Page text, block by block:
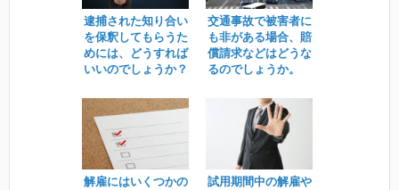
逮捕された知り合い
を保釈してもらうた
めには、どうすれば
いいのでしょうか？
交通事故で被害者に
も非がある場合、賠
償請求などはどうな
るのでしょうか。
解雇にはいくつかの
試用期間中の解雇や